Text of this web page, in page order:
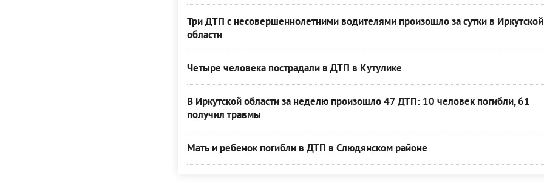
Три ДТП с несовершеннолетними водителями произошло за сутки в Иркутской
области
Четыре человека пострадали в ДТП в Кутулике
В Иркутской области за неделю произошло 47 ДТП: 10 человек погибли, 61
получил травмы
Мать и ребенок погибли в ДТП в Слюдянском районе